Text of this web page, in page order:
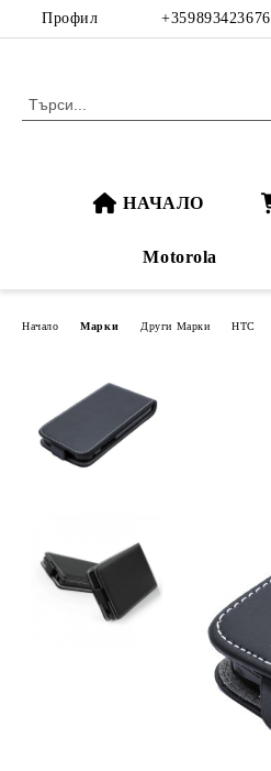
Профил +359893423676
НАЧАЛО
Motorola
Начало Марки Други Марки HTC